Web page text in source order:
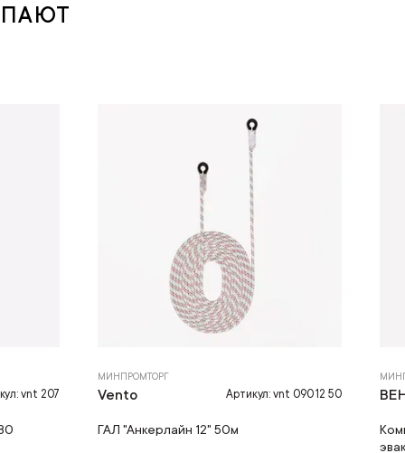
vnt 207
МИНПРОМТОРГ
Vento Артикул: vnt 090 12 50
ГАЛ "Анкерлайн 12" 50м